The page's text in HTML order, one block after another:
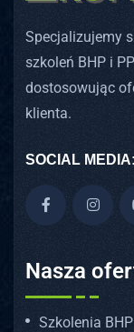
Specjalizujemy
szkoleń BHP i
dostosowując
klienta.
SOCIAL MEDIA:
Nasza
Szkolenia BHP